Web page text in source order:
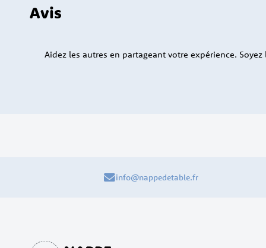
Avis
Aidez les autres en partageant votre expérience.
info@nappedetable.fr